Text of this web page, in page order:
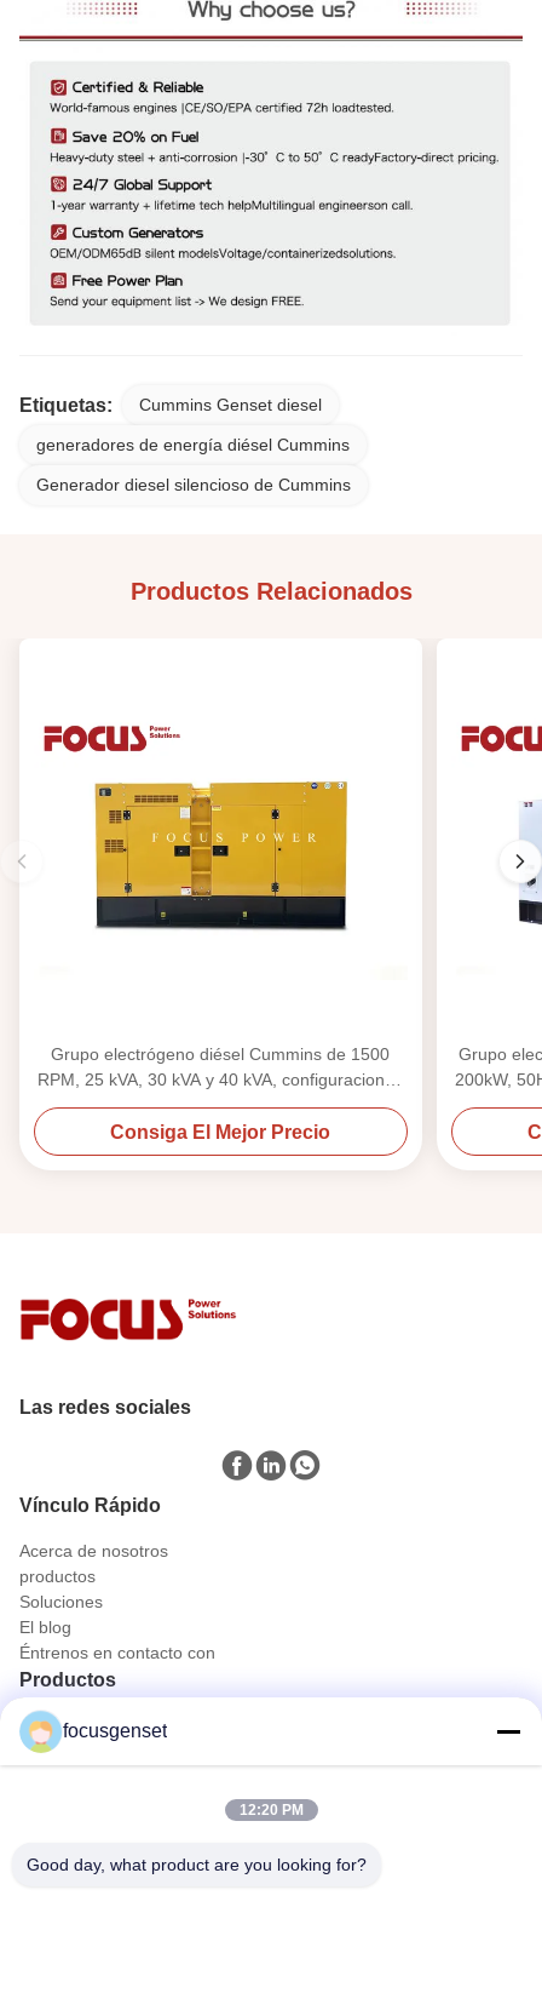
Etiquetas: Cummins Genset diesel
generadores de energía diésel Cummins
Generador diesel silencioso de Cummins
Productos Relacionados
Grupo electrógeno diésel Cummins de 1500
RPM, 25 kVA, 30 kVA y 40 kVA, configuraciones
abierta y silenciosa
Consiga El Mejor Precio
Grupo
200kW,
Las redes sociales
Vínculo Rápido
Acerca de nosotros
productos
Soluciones
El blog
Éntrenos en contacto con
Productos
Conjunto de generador diesel de Cummins
Conjunto de generadores diesel de Perkins
Grupo electrógeno de primera potencia
Genset para el diesel industrial
Contacto rápido
focusgenset
12:20 PM
Good day, what product are you looking for?